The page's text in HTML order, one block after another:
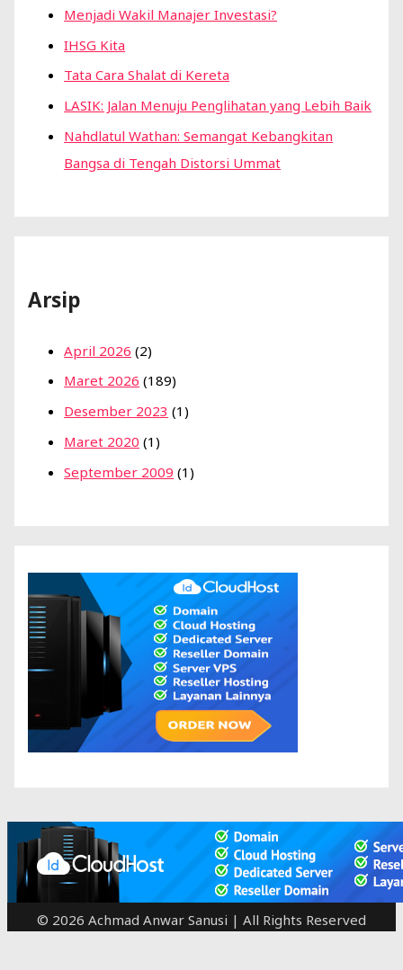
Menjadi Wakil Manajer Investasi?
IHSG Kita
Tata Cara Shalat di Kereta
LASIK: Jalan Menuju Penglihatan yang Lebih Baik
Nahdlatul Wathan: Semangat Kebangkitan
Bangsa di Tengah Distorsi Ummat
Arsip
April 2026 (2)
Maret 2026 (189)
Desember 2023 (1)
Maret 2020 (1)
September 2009 (1)
© 2026 Achmad Anwar Sanusi | All Rights Reserved